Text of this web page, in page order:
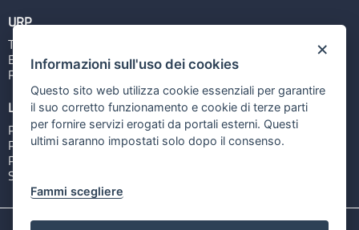
URP
Tel: 800713939
Email:quiregione@regione.puglia.it
Rubrica
Link utili
Portale Istituzionale
PO FESR Puglia 2014-2020
PSR Puglia 2014-2020
Sistema Puglia
×
Informazioni sull'uso dei cookies
Questo sito web utilizza cookie essenziali per garantire
il suo corretto funzionamento e cookie di terze parti
per fornire servizi erogati da portali esterni. Questi
ultimi saranno impostati solo dopo il consenso.
Fammi scegliere